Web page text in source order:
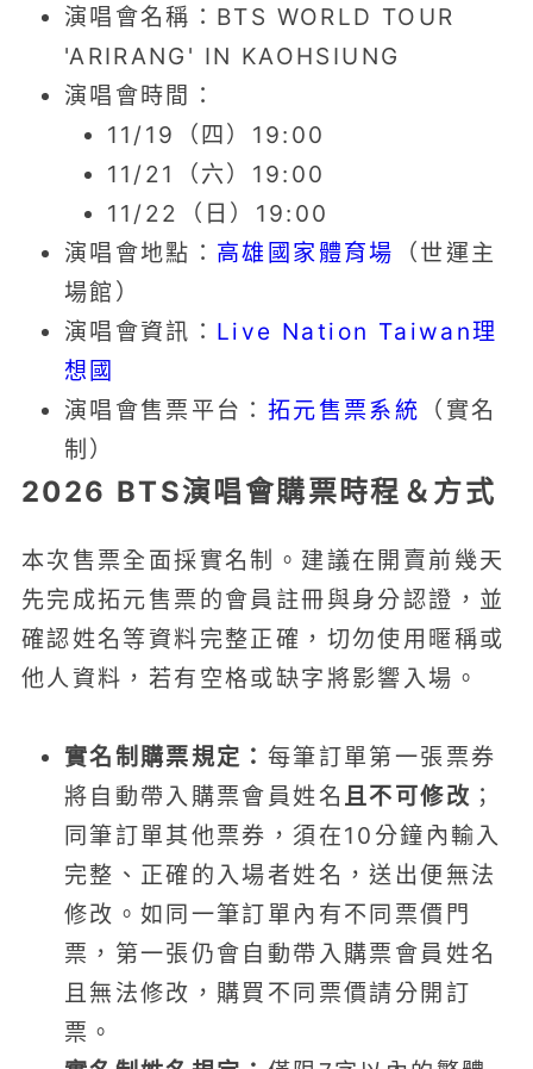
演唱會名稱：BTS WORLD TOUR
'ARIRANG' IN KAOHSIUNG
演唱會時間：
11/19（四）19:00
11/21（六）19:00
11/22（日）19:00
演唱會地點： 高雄國家體育場
（世運主
場館）
演唱會資訊： Live Nation Taiwan理
想國
演唱會售票平台： 拓元售票系統 （實名
制）
2026 BTS演唱會購票時程＆方式
本次售票全面採實名制。建議在開賣前幾天
先完成拓元售票的會員註冊與身分認證，並
確認姓名等資料完整正確，切勿使用暱稱或
他人資料，若有空格或缺字將影響入場。
實名制購票規定： 每筆訂單第一張票券
將自動帶入購票會員姓名 且不可修改 ；
同筆訂單其他票券，須在10分鐘內輸入
完整、正確的入場者姓名，送出便無法
修改。如同一筆訂單內有不同票價門
票，第一張仍會自動帶入購票會員姓名
且無法修改，購買不同票價請分開訂
票。